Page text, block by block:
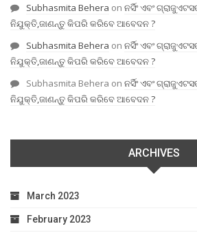
Subhasmita Behera on ନର୍ସିଂ ଏବଂ
ନିଯୁକ୍ତି,ଜାଣନ୍ତୁ କିପରି କରିବେ ଆବେଦନ ?
Subhasmita Behera on ନର୍ସିଂ ଏବଂ
ନିଯୁକ୍ତି,ଜାଣନ୍ତୁ କିପରି କରିବେ ଆବେଦନ ?
Subhasmita Behera on ନର୍ସିଂ ଏବଂ
ନିଯୁକ୍ତି,ଜାଣନ୍ତୁ କିପରି କରିବେ ଆବେଦନ ?
ARCHIVES
March 2023
February 2023